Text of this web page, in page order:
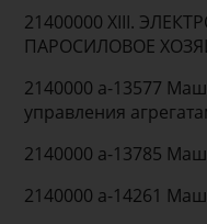
21400000 XIII.
ПАРОСИЛОВОЕ
2140000 а-13577
управления
2140000 а-13785
2140000 а-14261